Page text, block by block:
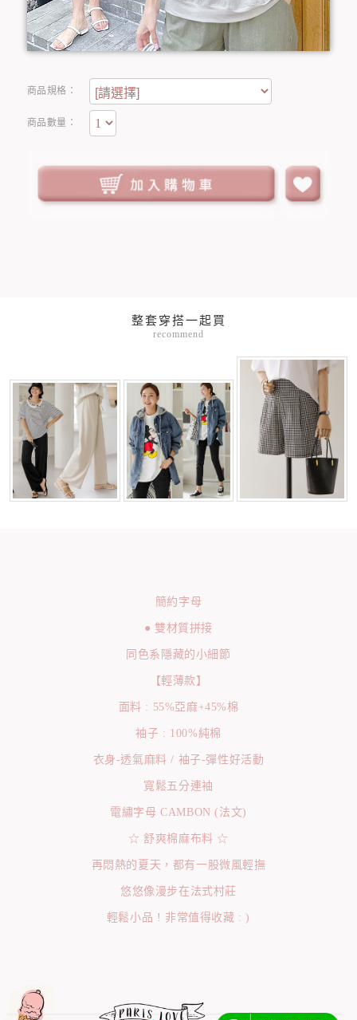
商品規格：
商品數量：
整套穿搭一起買
recommend
簡約字母
● 雙材質拼接
同色系隱藏的小細節
【輕薄款】
面料 : 55%亞麻+45%棉
袖子 : 100%純棉
衣身-透氣麻料 / 袖子-彈性好活動
寬鬆五分連袖
電繡字母 CAMBON (法文)
☆ 舒爽棉麻布料 ☆
再悶熱的夏天，都有一股微風輕撫
悠悠像漫步在法式村莊
輕鬆小品 ! 非常值得收藏 : )